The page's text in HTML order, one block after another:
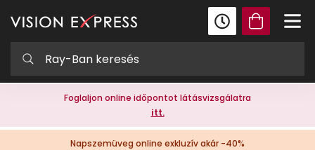
Foglaljon online időpontot látásvizsgálatra
itt.
Napszemüveg online exkluzív akár -40%